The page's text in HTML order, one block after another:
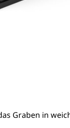
Technische
Graben in